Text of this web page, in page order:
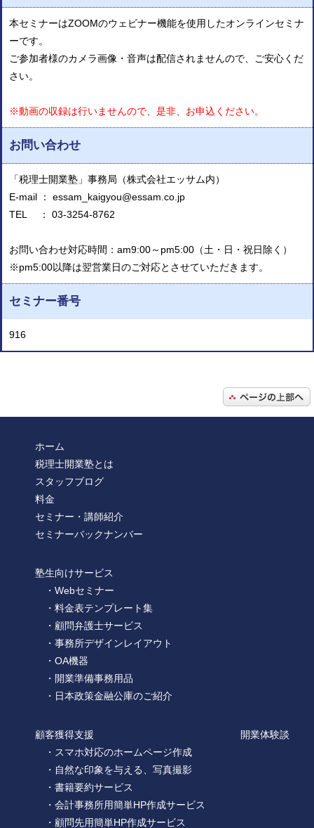
本セミナーはZOOMのウェビナー機能を使用したオンラインセミナ
ーです。
ご参加者様のカメラ画像・音声は配信されませんので、ご安心くだ
さい。
※動画の収録は行いませんので、是非、お申込ください。
お問い合わせ
「税理士開業塾」事務局（株式会社エッサム内）
E-mail ： essam_kaigyou@essam.co.jp
TEL ： 03-3254-8762
お問い合わせ対応時間：am9:00～pm5:00（土・日・祝日除く）
※pm5:00以降は翌営業日のご対応とさせていただきます。
セミナー番号
916
ホーム
税理士開業塾とは
スタッフブログ
料金
セミナー・講師紹介
セミナーバックナンバー
塾生向けサービス
・Webセミナー
・料金表テンプレート集
・顧問弁護士サービス
・事務所デザインレイアウト
・OA機器
・開業準備事務用品
・日本政策金融公庫のご紹介
顧客獲得支援
・スマホ対応のホームページ作成
・自然な印象を与える、写真撮影
・書籍要約サービス
・会計事務所用簡単HP作成サービス
・顧問先用簡単HP作成サービス
開業体験談